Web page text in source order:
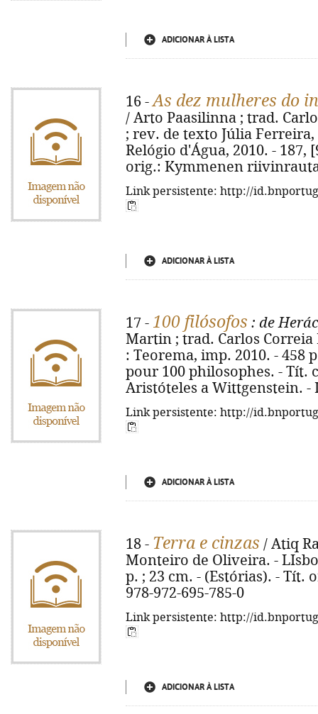
ADICIONAR À LISTA
16 -As dez mulheres do
/ Arto Paasilinna ; trad.
; rev. de texto Júlia
Relógio d'Água, 2010. - 187,
orig.: Kymmenen
Link persistente: http://
ADICIONAR À LISTA
17 - 100 filósofos : de
Martin ; trad. Carlos
: Teorema, imp. 2010. - 458
pour 100 philosophes. - Tít.
Aristóteles a Wittgenstein. -
Link persistente: http://
ADICIONAR À LISTA
18 - Terra e cinzas / Atiq
Monteiro de Oliveira. -
p. ; 23 cm. - (Estórias). - Tít.
978-972-695-785-0
Link persistente: http://
ADICIONAR À LISTA